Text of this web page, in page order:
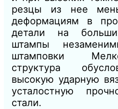
резцы из нее
деформациям в
детали на
штампы
штамповки
структура
высокую ударную
усталостную
стали.